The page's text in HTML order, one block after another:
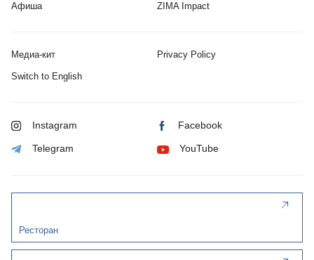
Афиша ZIMA Impact
Медиа-кит Privacy Policy
Switch to English
Instagram Facebook
Telegram YouTube
Ресторан